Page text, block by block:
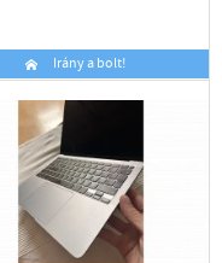
Irány a bolt!